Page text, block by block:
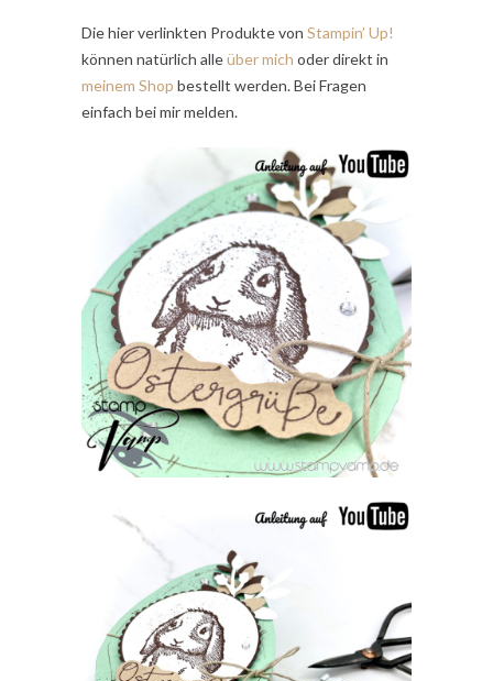
Die hier verlinkten Produkte von Stampin’ Up!
können natürlich alleüber mich oder direkt in
meinem Shop bestellt werden. Bei Fragen
einfach bei mir melden.